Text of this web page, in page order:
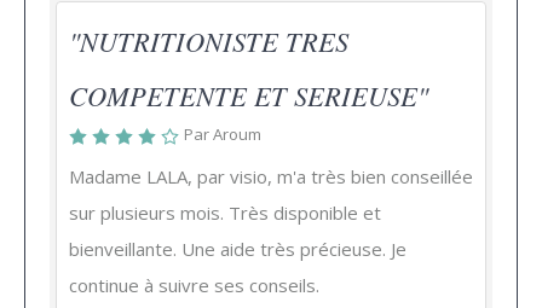
"NUTRITIONISTE TRES
COMPETENTE ET SERIEUSE"
Par Aroum
Madame LALA, par visio, m'a très bien conseillée
sur plusieurs mois. Très disponible et
bienveillante. Une aide très précieuse. Je
continue à suivre ses conseils.